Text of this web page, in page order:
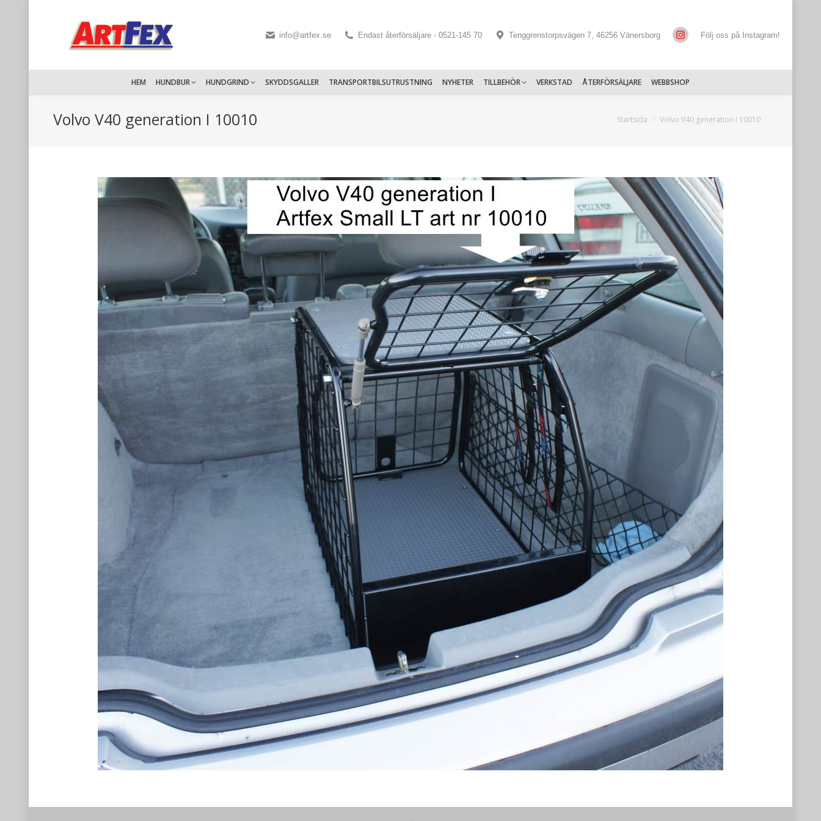
info@artfex.se Endast återförsäljare - 0521-145 70 Tenggrenstorpsvägen 7, 46256 Vänersborg Följ oss på Instagram!
HEM HUNDBUR HUNDGRIND SKYDDSGALLER TRANSPORTBILSUTRUSTNING NYHETER TILLBEHÖR VERKSTAD ÅTERFÖRSÄLJARE WEBBSHOP
Volvo V40 generation I 10010 Du är här:
Startsida Volvo V40 generation I 10010